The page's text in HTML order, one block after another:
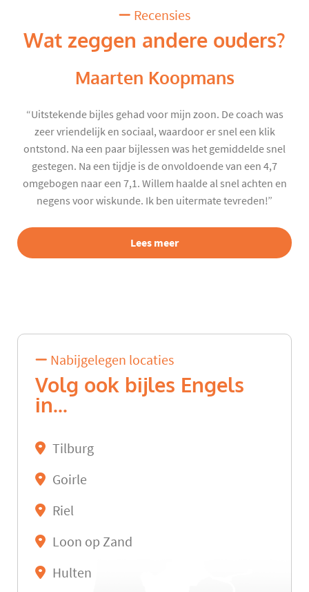
Recensies
Wat zeggen andere ouders?
Maarten Koopmans
“Uitstekende bijles gehad voor mijn zoon. De coach was
zeer vriendelijk en sociaal, waardoor er snel een klik
ontstond. Na een paar bijlessen was het gemiddelde snel
gestegen. Na een tijdje is de onvoldoende van een 4,7
omgebogen naar een 7,1. Willem haalde al snel achten en
negens voor wiskunde. Ik ben uitermate tevreden!”
Lees meer
Nabijgelegen locaties
Volg ook bijles Engels
in...
Tilburg
Goirle
Riel
Loon op Zand
Hulten